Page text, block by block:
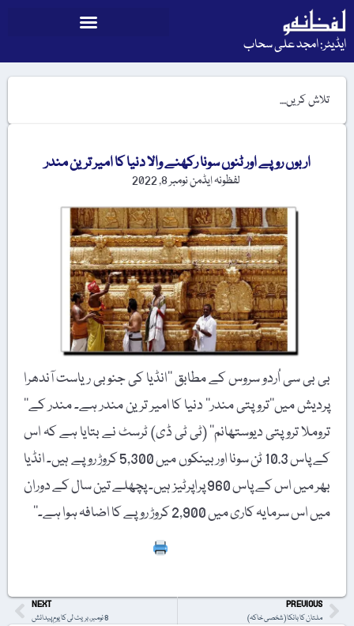
ایڈیٹر: امجد علی سحاب
اربوں روپے اور ٹنوں سونا رکھنے والا دنیا کا امیر ترین مندر
لفظونہ ایڈمننومبر 8, 2022
بی بی سی اُردو سروس کے مطابق ’’انڈیا کی جنوبی ریاست آندھرا
پردیش میں’’تروپتی مندر‘‘ دنیا کا امیر ترین مندر ہے۔ مندر کے’’
تروملا تروپتی دیوستھانم‘‘ (ٹی ٹی ڈی) ٹرسٹ نے بتایا ہے کہ اس
کے پاس 10.3 ٹن سونا اور بینکوں میں 5,300 کروڑ روپے ہیں۔ انڈیا
بھر میں اس کے پاس 960 پراپرٹیز ہیں۔ پچھلے تین سال کے دوران
میں اس سرمایہ کاری میں 2,900 کروڑ روپے کا اضافہ ہوا ہے۔‘‘
PREVIOUS
ملتان کا بانکا (شخصی خاکہ)
NEXT
8 نومبر، بریٹ لی کا یومِ پیدائش